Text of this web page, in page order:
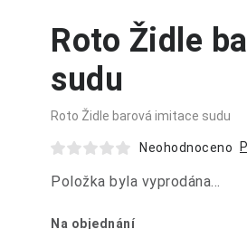
Roto Židle
sudu
Roto Židle barová imitace sudu
Neohodnoceno
Položka byla vyprodána…
Na objednání